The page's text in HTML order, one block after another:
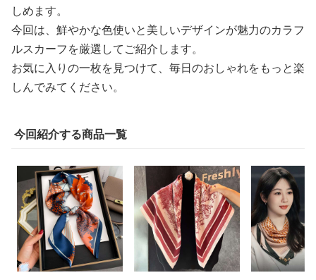
しめます。
今回は、鮮やかな色使いと美しいデザインが魅力のカラフ
ルスカーフを厳選してご紹介します。
お気に入りの一枚を見つけて、毎日のおしゃれをもっと楽
しんでみてください。
今回紹介する商品一覧